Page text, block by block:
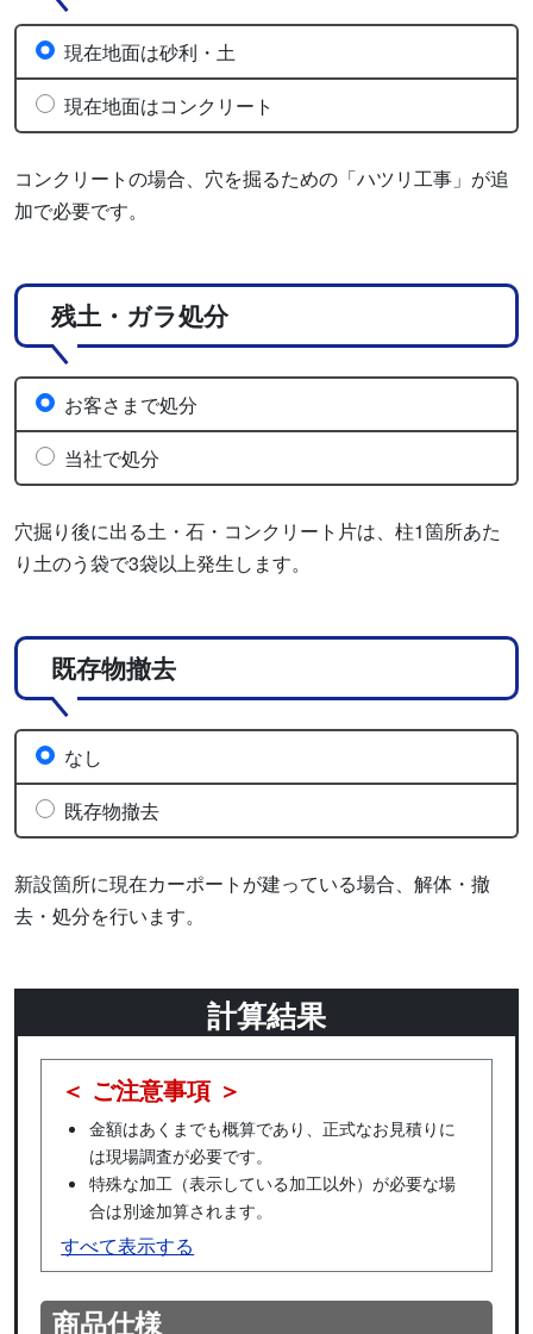
コンクリートの場合、穴を掘るための「ハツリ工事」が追
加で必要です。
現在地面は砂利・土
現在地面はコンクリート
残土・ガラ処分
穴掘り後に出る土・石・コンクリート片は、柱1箇所あた
り土のう袋で3袋以上発生します。
お客さまで処分
当社で処分
既存物撤去
新設箇所に現在カーポートが建っている場合、解体・撤
去・処分を行います。
なし
既存物撤去
計算結果
＜ ご注意事項 ＞
金額はあくまでも概算であり、正式なお見積りに
は現場調査が必要です。
特殊な加工（表示している加工以外）が必要な場
合は別途加算されます。
すべて表示する
商品仕様